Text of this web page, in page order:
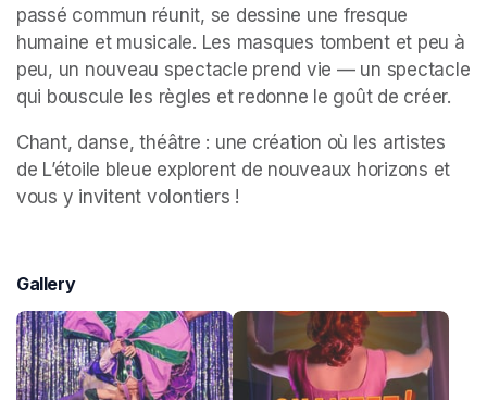
passé commun réunit, se dessine une fresque
humaine et musicale. Les masques tombent et peu à
peu, un nouveau spectacle prend vie — un spectacle
qui bouscule les règles et redonne le goût de créer.
Chant, danse, théâtre : une création où les artistes
de L’étoile bleue explorent de nouveaux horizons et
vous y invitent volontiers !
Gallery